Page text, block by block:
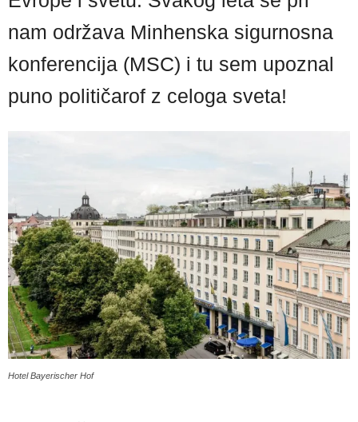
nam održava Minhenska sigurnosna
konferencija (MSC) i tu sem upoznal
puno političarof z celoga sveta!
Hotel Bayerischer Hof